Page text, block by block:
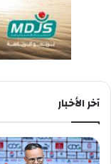
آخر الأخبار